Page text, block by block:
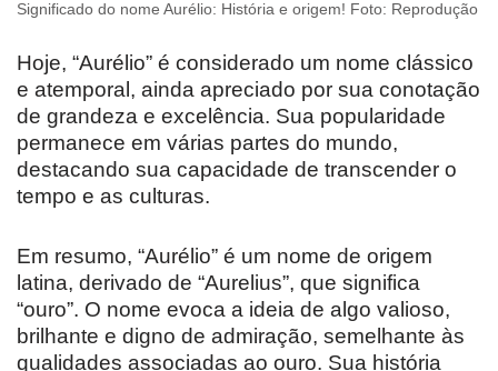
Significado do nome Aurélio: História e origem! Foto: Reprodução
Hoje, “Aurélio” é considerado um nome clássico
e atemporal, ainda apreciado por sua conotação
de grandeza e excelência. Sua popularidade
permanece em várias partes do mundo,
destacando sua capacidade de transcender o
tempo e as culturas.
Em resumo, “Aurélio” é um nome de origem
latina, derivado de “Aurelius”, que significa
“ouro”. O nome evoca a ideia de algo valioso,
brilhante e digno de admiração, semelhante às
qualidades associadas ao ouro. Sua história